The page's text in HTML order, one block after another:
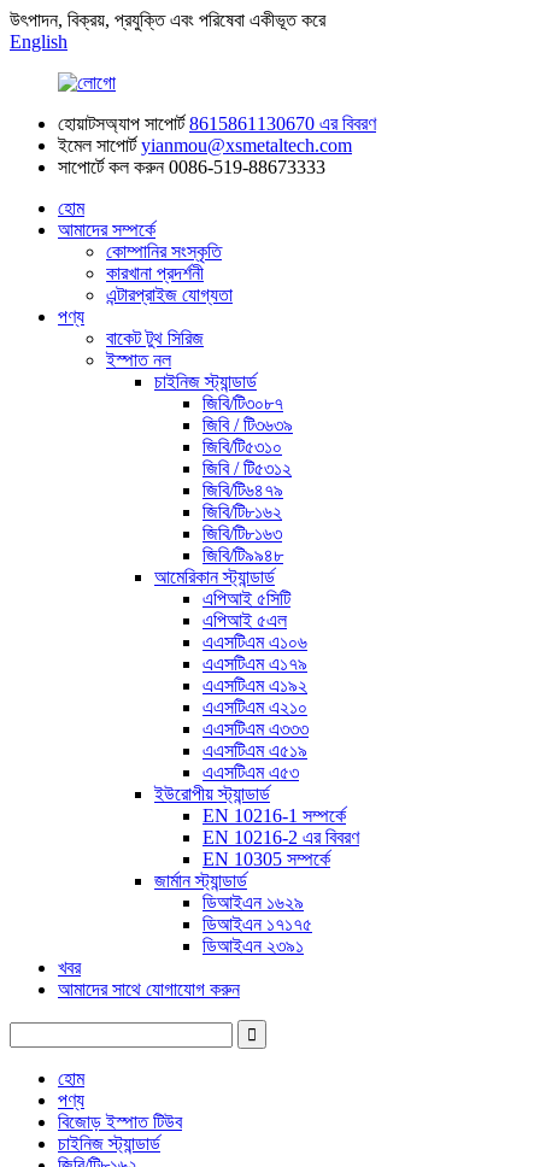
উৎপাদন, বিক্রয়, প্রযুক্তি এবং পরিষেবা একীভূত করে
English
হোয়াটসঅ্যাপ সাপোর্ট 8615861130670 এর বিবরণ
ইমেল সাপোর্ট yianmou@xsmetaltech.com
সাপোর্টে কল করুন 0086-519-88673333
হোম
আমাদের সম্পর্কে
কোম্পানির সংস্কৃতি
কারখানা প্রদর্শনী
এন্টারপ্রাইজ যোগ্যতা
পণ্য
বাকেট টুথ সিরিজ
ইস্পাত নল
চাইনিজ স্ট্যান্ডার্ড
জিবি/টি৩০৮৭
জিবি / টি৩৬৩৯
জিবি/টি৫৩১০
জিবি / টি৫৩১২
জিবি/টি৬৪৭৯
জিবি/টি৮১৬২
জিবি/টি৮১৬৩
জিবি/টি৯৯৪৮
আমেরিকান স্ট্যান্ডার্ড
এপিআই ৫সিটি
এপিআই ৫এল
এএসটিএম এ১০৬
এএসটিএম এ১৭৯
এএসটিএম এ১৯২
এএসটিএম এ২১০
এএসটিএম এ৩৩৩
এএসটিএম এ৫১৯
এএসটিএম এ৫৩
ইউরোপীয় স্ট্যান্ডার্ড
EN 10216-1 সম্পর্কে
EN 10216-2 এর বিবরণ
EN 10305 সম্পর্কে
জার্মান স্ট্যান্ডার্ড
ডিআইএন ১৬২৯
ডিআইএন ১৭১৭৫
ডিআইএন ২৩৯১
খবর
আমাদের সাথে যোগাযোগ করুন
হোম
পণ্য
বিজোড় ইস্পাত টিউব
চাইনিজ স্ট্যান্ডার্ড